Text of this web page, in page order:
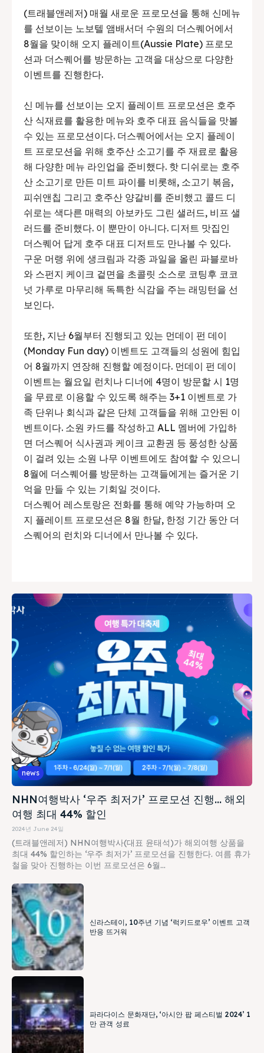
(트래블앤레저) 매월 새로운 프로모션을 통해 신메뉴
를 선보이는 노보텔 앰배서더 수원의 더스퀘어에서
8월을 맞이해 오지 플레이트(Aussie Plate) 프로모
션과 더스퀘어를 방문하는 고객을 대상으로 다양한
이벤트를 진행한다.
신 메뉴를 선보이는 오지 플레이트 프로모션은 호주
산 식재료를 활용한 메뉴와 호주 대표 음식들을 맛볼
수 있는 프로모션이다. 더스퀘어에서는 오지 플레이
트 프로모션을 위해 호주산 소고기를 주 재료로 활용
해 다양한 메뉴 라인업을 준비했다. 핫 디쉬로는 호주
산 소고기로 만든 미트 파이를 비롯해, 소고기 볶음,
피쉬앤칩 그리고 호주산 양갈비를 준비했고 콜드 디
쉬로는 색다른 매력의 아보카도 그린 샐러드, 비프 샐
러드를 준비했다. 이 뿐만이 아니다. 디저트 맛집인
더스퀘어 답게 호주 대표 디저트도 만나볼 수 있다.
구운 머랭 위에 생크림과 각종 과일을 올린 파블로바
와 스펀지 케이크 겉면을 초콜릿 소스로 코팅후 코코
넛 가루로 마무리해 독특한 식감을 주는 래밍턴을 선
보인다.
또한, 지난 6월부터 진행되고 있는 먼데이 펀 데이
(Monday Fun day) 이벤트도 고객들의 성원에 힘입
어 8월까지 연장해 진행할 예정이다. 먼데이 펀 데이
이벤트는 월요일 런치나 디너에 4명이 방문할 시 1명
을 무료로 이용할 수 있도록 해주는 3+1 이벤트로 가
족 단위나 회식과 같은 단체 고객들을 위해 고안된 이
벤트이다. 소원 카드를 작성하고 ALL 멤버에 가입하
면 더스퀘어 식사권과 케이크 교환권 등 풍성한 상품
이 걸려 있는 소원 나무 이벤트에도 참여할 수 있으니
8월에 더스퀘어를 방문하는 고객들에게는 즐거운 기
억을 만들 수 있는 기회일 것이다.
더스퀘어 레스토랑은 전화를 통해 예약 가능하며 오
지 플레이트 프로모션은 8월 한달, 한정 기간 동안 더
스퀘어의 런치와 디너에서 만나볼 수 있다.
news
NHN여행박사 ‘우주 최저가’ 프로모션 진행… 해외
여행 최대 44% 할인
2024년 June 24일
(트래블앤레저) NHN여행박사(대표 윤태석)가 해외여행 상품을
최대 44% 할인하는 ‘우주 최저가’ 프로모션을 진행한다. 여름 휴가
철을 맞아 진행하는 이번 프로모션은 6월...
신라스테이, 10주년 기념 ‘럭키드로우’ 이벤트 고객
반응 뜨거워
파라다이스 문화재단, ‘아시안 팝 페스티벌 2024’ 1
만 관객 성료